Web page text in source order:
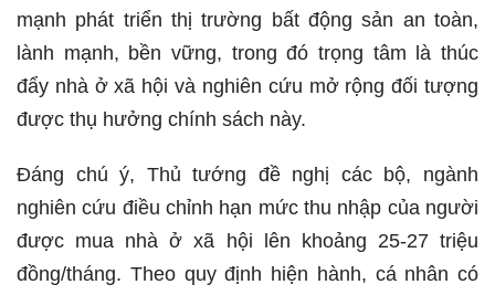
mạnh phát triển thị trường bất động sản an toàn,
lành mạnh, bền vững, trong đó trọng tâm là thúc
đẩy nhà ở xã hội và nghiên cứu mở rộng đối tượng
được thụ hưởng chính sách này.
Đáng chú ý, Thủ tướng đề nghị các bộ, ngành
nghiên cứu điều chỉnh hạn mức thu nhập của người
được mua nhà ở xã hội lên khoảng 25-27 triệu
đồng/tháng. Theo quy định hiện hành, cá nhân có